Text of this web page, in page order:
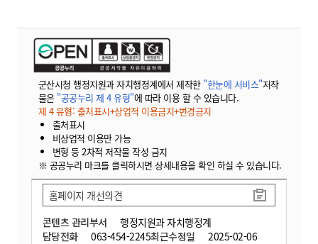
군산시청 행정지원과 자치행정계에서 제작한 "한눈에 서비스"저작
물은 "공공누리 제 4 유형"에 따라 이용 할 수 있습니다.
제 4 유형: 출처표시+상업적 이용금지+변경금지
출처표시
비상업적 이용만 가능
변형 등 2차적 저작물 작성 금지
※ 공공누리 마크를 클릭하시면 상세내용을 확인 하실 수 있습니다.
콘텐츠 관리부서
행정지원과 자치행정계
담당전화
063-454-2245최근수정일 2025-02-06
홈페이지 개선의견